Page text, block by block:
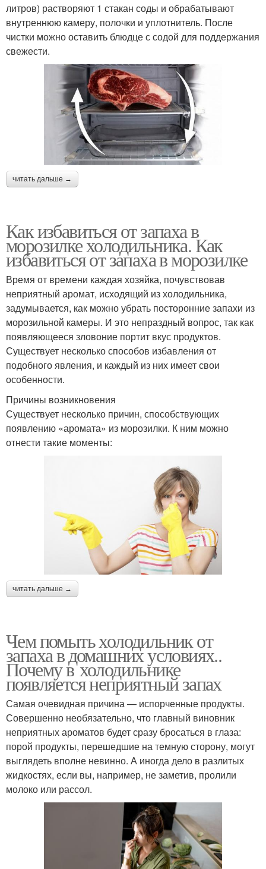
литров) растворяют 1 стакан соды и обрабатывают
внутреннюю камеру, полочки и уплотнитель. После
чистки можно оставить блюдце с содой для поддержания
свежести.
читать дальше →
Как избавиться от запаха в
морозилке холодильника. Как
избавиться от запаха в морозилке
Время от времени каждая хозяйка, почувствовав
неприятный аромат, исходящий из холодильника,
задумывается, как можно убрать посторонние запахи из
морозильной камеры. И это непраздный вопрос, так как
появляющееся зловоние портит вкус продуктов.
Существует несколько способов избавления от
подобного явления, и каждый из них имеет свои
особенности.
Причины возникновения
Существует несколько причин, способствующих
появлению «аромата» из морозилки. К ним можно
отнести такие моменты:
читать дальше →
Чем помыть холодильник от
запаха в домашних условиях..
Почему в холодильнике
появляется неприятный запах
Самая очевидная причина — испорченные продукты.
Совершенно необязательно, что главный виновник
неприятных ароматов будет сразу бросаться в глаза:
порой продукты, перешедшие на темную сторону, могут
выглядеть вполне невинно. А иногда дело в разлитых
жидкостях, если вы, например, не заметив, пролили
молоко или рассол.